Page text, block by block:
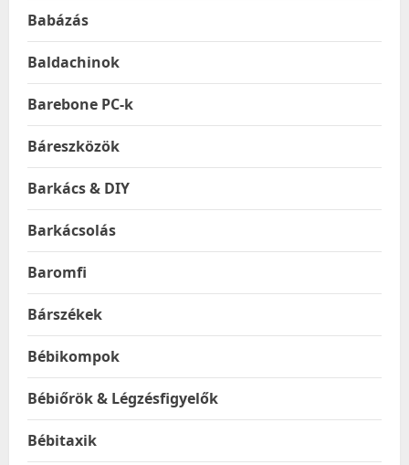
Babázás
Baldachinok
Barebone PC-k
Báreszközök
Barkács & DIY
Barkácsolás
Baromfi
Bárszékek
Bébikompok
Bébiőrök & Légzésfigyelők
Bébitaxik